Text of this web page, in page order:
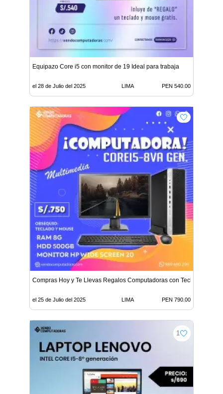
Equipazo Core i5 con monitor de 19 Ideal para trabaja
el 28 de Julio del 2025 LIMA PEN 540.00
Compras Hoy y Te Llevas Regalos Computadoras con Teclado
el 25 de Julio del 2025 LIMA PEN 790.00
1